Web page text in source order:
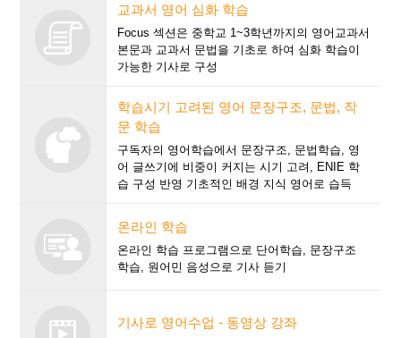
교과서 영어 심화 학습
Focus 섹션은 중학교 1~3학년까지의 영어교과서
본문과 교과서 문법을 기초로 하여 심화 학습이
가능한 기사로 구성
학습시기 고려된 영어 문장구조, 문법, 작
문 학습
구독자의 영어학습에서 문장구조, 문법학습, 영
어 글쓰기에 비중이 커지는 시기 고려, ENIE 학
습 구성 반영 기초적인 배경 지식 영어로 습득
온라인 학습
온라인 학습 프로그램으로 단어학습, 문장구조
학습, 원어민 음성으로 기사 듣기
기사로 영어수업 - 동영상 강좌